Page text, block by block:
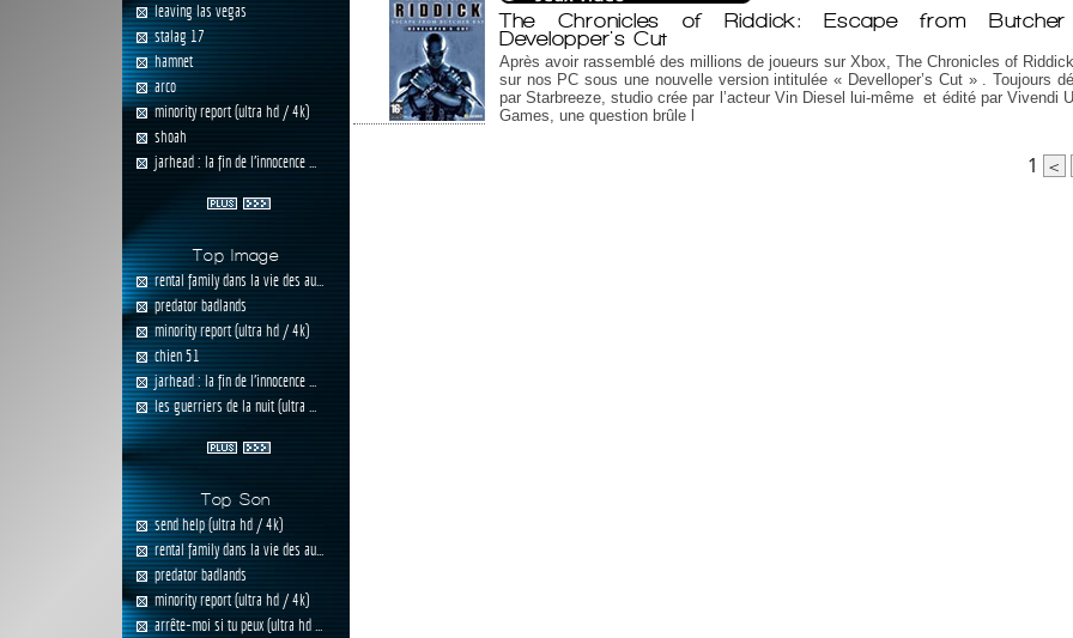
leaving las vegas
stalag 17
hamnet
arco
minority report (ultra hd / 4k)
shoah
jarhead : la fin de l'innocence ...
Top Image
rental family dans la vie des au...
predator badlands
minority report (ultra hd / 4k)
chien 51
jarhead : la fin de l'innocence ...
les guerriers de la nuit (ultra ...
Top Son
send help (ultra hd / 4k)
rental family dans la vie des au...
predator badlands
minority report (ultra hd / 4k)
arrête-moi si tu peux (ultra hd ...
The Chronicles of Riddick: Escape from
Developper's Cut
Après avoir rassemblé des millions de joueurs sur Xbox, The Chronicles of
sur nos PC sous une nouvelle version intitulée « Develloper’s Cut » . Toujours
par Starbreeze, studio crée par l’acteur Vin Diesel lui-même et édité par Vivendi
Games, une question brûle l
1 <